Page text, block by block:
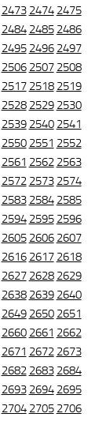
2473 2474 2475
2484 2485 2486
2495 2496 2497
2506 2507 2508
2517 2518 2519
2528 2529 2530
2539 2540 2541
2550 2551 2552
2561 2562 2563
2572 2573 2574
2583 2584 2585
2594 2595 2596
2605 2606 2607
2616 2617 2618
2627 2628 2629
2638 2639 2640
2649 2650 2651
2660 2661 2662
2671 2672 2673
2682 2683 2684
2693 2694 2695
2704 2705 2706